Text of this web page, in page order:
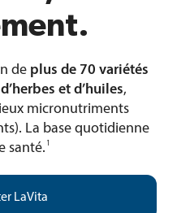
de plus de 70 variétés
et d’huiles,
micronutriments
La base quotidienne
santé. 1
LaVita